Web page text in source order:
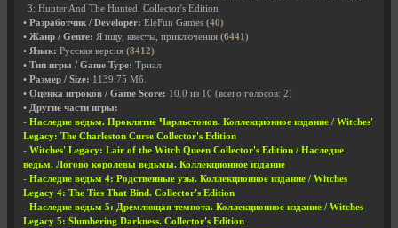
3: Hunter And The Hunted. Collector's Edition
• Разработчик / Developer: EleFun Games (40)
• Жанр / Genre: Я ищу, квесты, приключения (6441)
• Язык: Русская версия (8412)
• Тип игры / Game Type: Триал
• Размер / Size: 1139.75 Мб.
• Оценка игроков / Game Score: 10.0 из 10 (всего голосов: 2)
• Другие части игры:
- Наследие ведьм. Проклятие Чарльстонов. Коллекционное издание / Witches'
Legacy: The Charleston Curse Collector's Edition
- Witches' Legacy: Lair of the Witch Queen Collector's Edition / Наследие
ведьм. Логово королевы ведьмы. Коллекционное издание
- Наследие ведьм 4: Родственные узы. Коллекционное издание / Witches
Legacy 4: The Ties That Bind. Collector's Edition
- Наследие ведьм 5: Дремлющая темнота. Коллекционное издание / Witches
Legacy 5: Slumbering Darkness. Collector's Edition